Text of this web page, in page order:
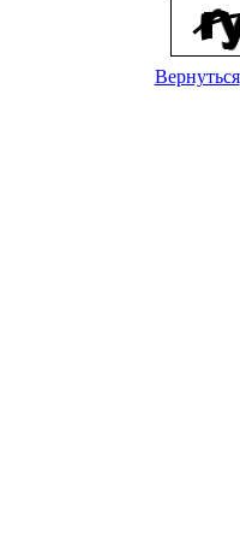
Вернуться